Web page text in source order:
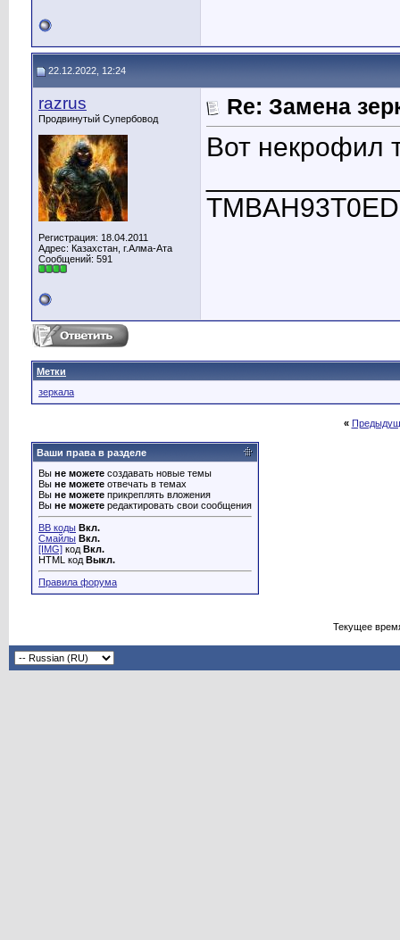
22.12.2022, 12:24
razrus
Продвинутый Супербовод
Регистрация: 18.04.2011
Адрес: Казахстан, г.Алма-Ата
Сообщений: 591
Re: Замена
Вот некрофил
Метки
зеркала
«
Ваши права в разделе
Вы не можете создавать новые темы
Вы не можете отвечать в темах
Вы не можете прикреплять вложения
Вы не можете редактировать свои сообщения
BB коды Вкл.
Смайлы Вкл.
[IMG] код Вкл.
HTML код Выкл.
Правила форума
Текущее